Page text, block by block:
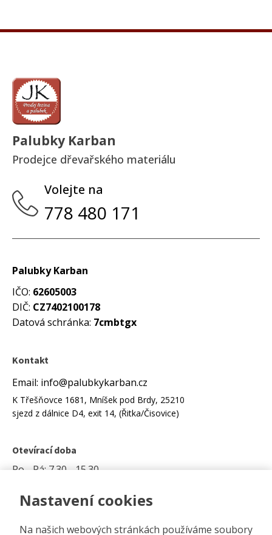
Palubky Karban
Prodejce dřevařského materiálu
Volejte na
778 480 171
Palubky Karban
IČO: 62605003
DIČ: CZ7402100178
Datová schránka: 7cmbtgx
Kontakt
Email: info@palubkykarban.cz
K Třešňovce 1681, Mníšek pod Brdy, 25210
sjezd z dálnice D4, exit 14, (Řitka/Čisovice)
Otevírací doba
Po - Pá: 7.30 - 15.30
Možnost platby kartou na prodejně.
Nastavení cookies
Na našich webových stránkách používáme soubory